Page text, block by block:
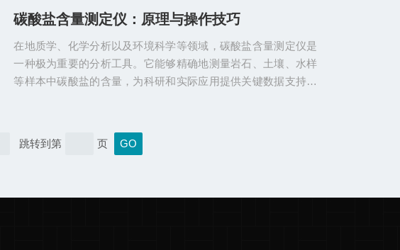
截止阀主要由阀体、阀瓣、阀杆、气缸和执行机构组成。其工作
动，实现阀瓣的开启和关闭。这种阀门的优点是操作简单、响应
速度快、密封性能好。二、操作流程1...
碳酸盐含量测定仪：原理与操作技巧
在地质学、化学分析以及环境科学等领域，碳酸盐含量测定仪是
一种极为重要的分析工具。它能够精确地测量岩石、土壤、水样
等样本中碳酸盐的含量，为科研和实际应用提供关键数据支持。
基于碳酸盐的化学反应特性。碳酸盐（如碳酸钙、碳酸镁等）在
酸性环境中会发生分解反应，生成二氧化碳气体。通过精确控制
跳转到第 页